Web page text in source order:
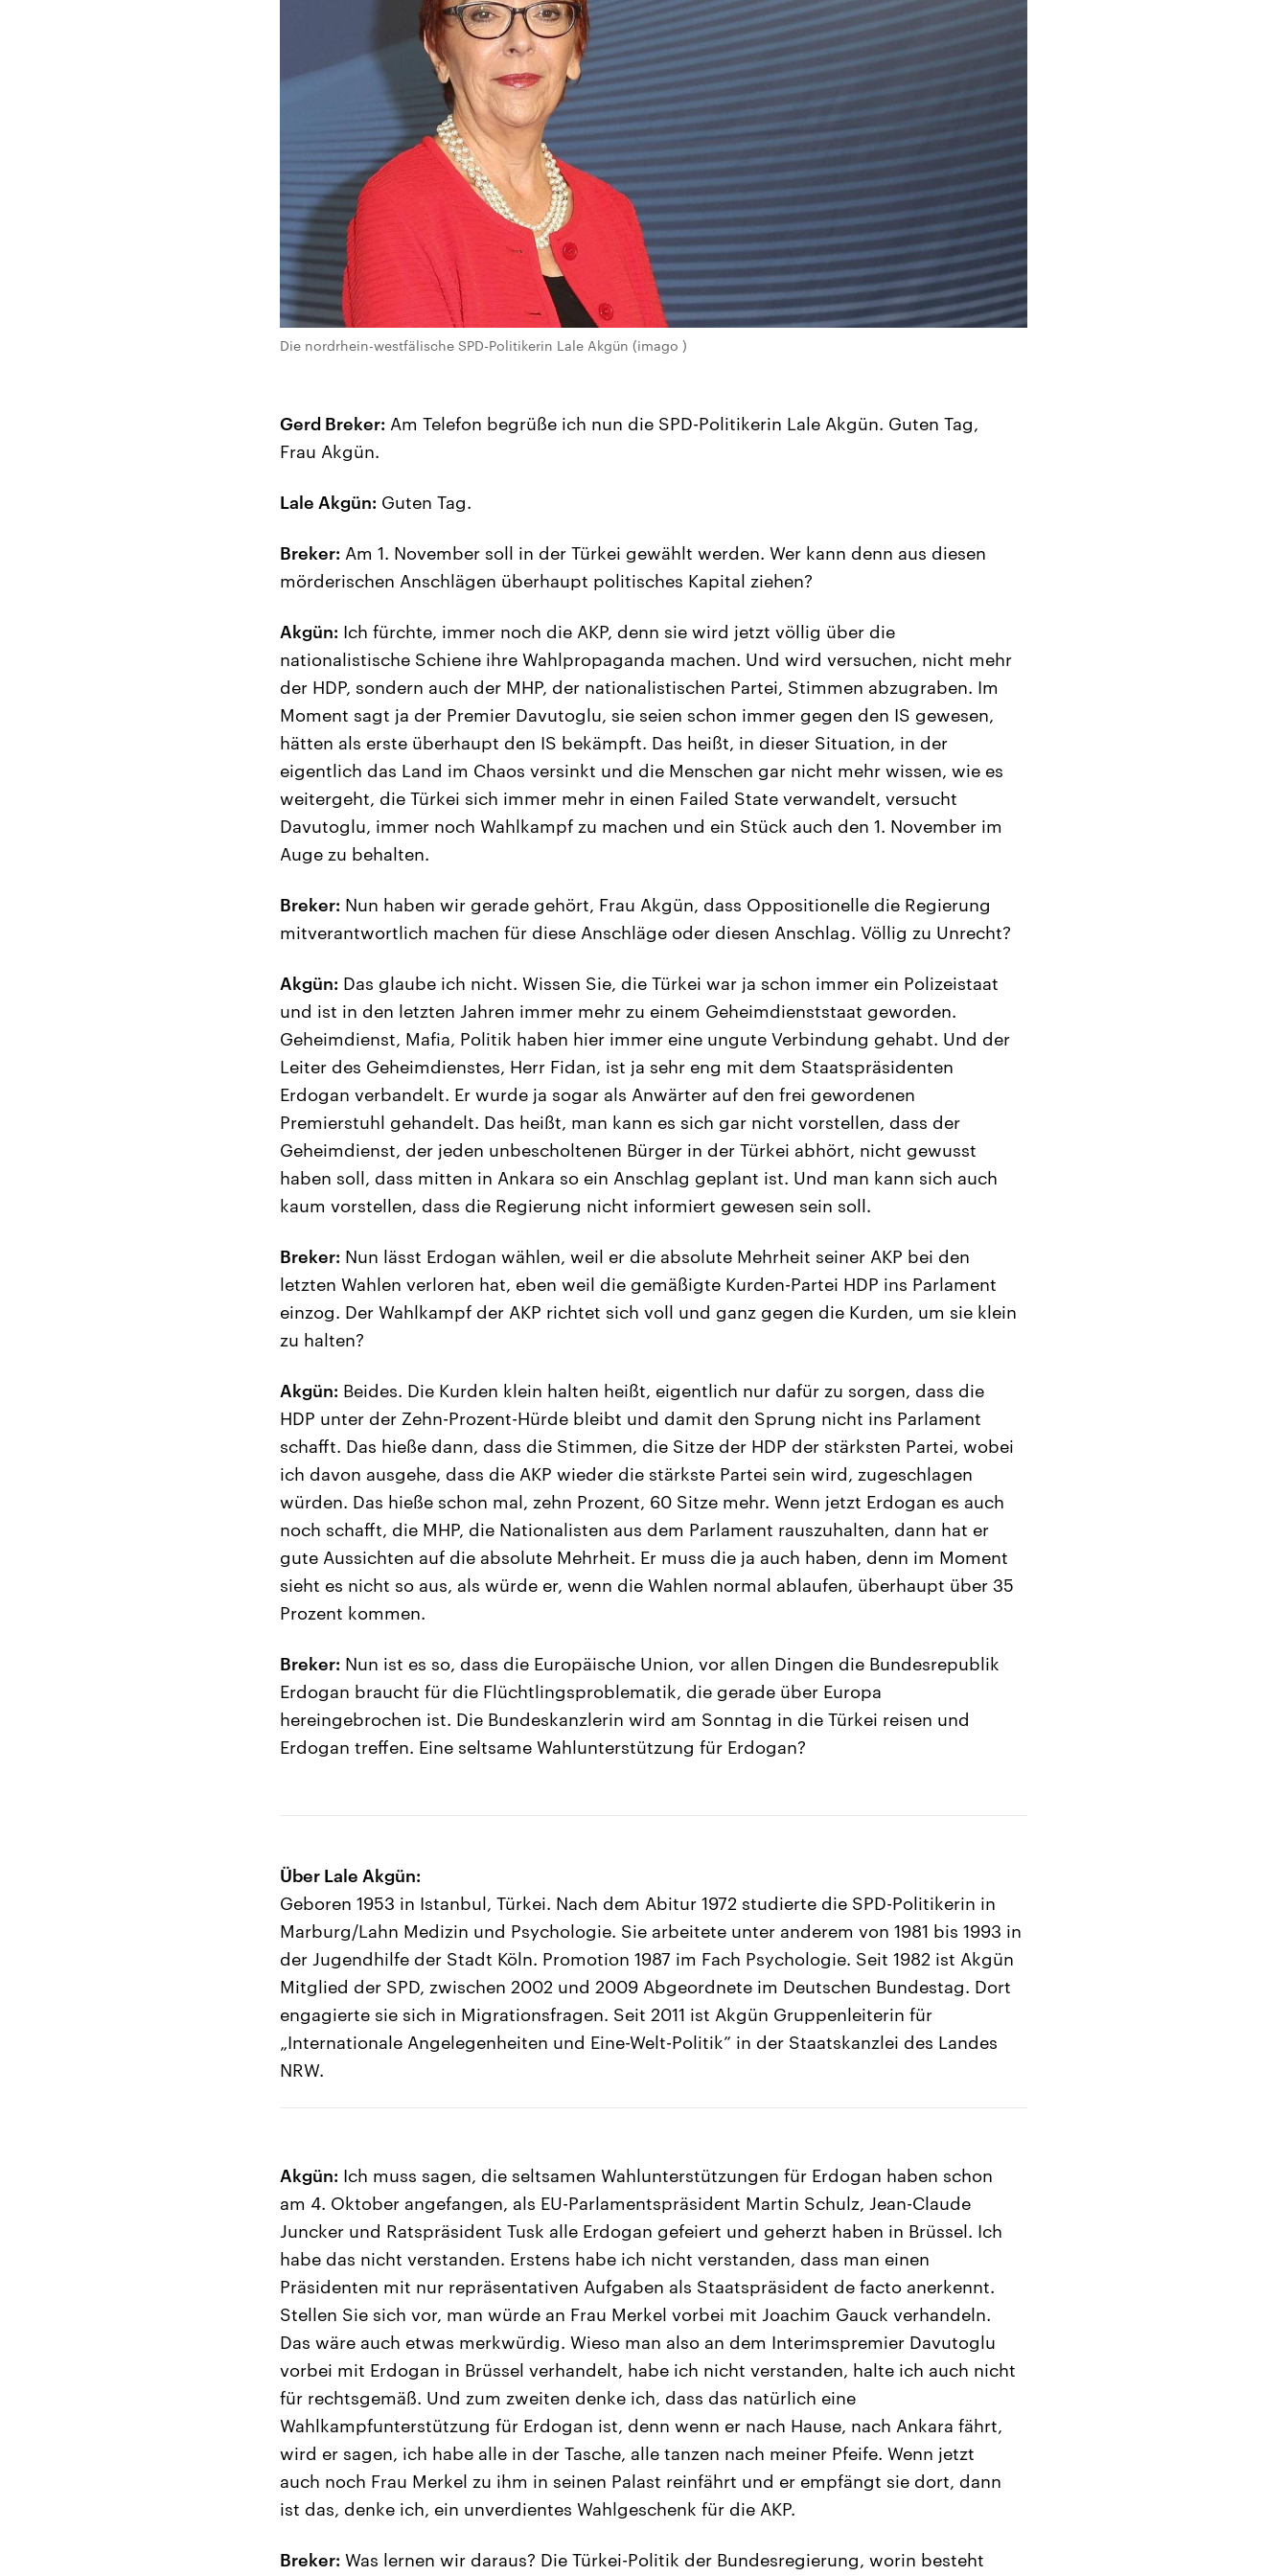
Die nordrhein-westfälische SPD-Politikerin Lale Akgün (imago )
Gerd Breker: Am Telefon begrüße ich nun die SPD-Politikerin Lale Akgün. Guten Tag,
Frau Akgün.
Lale Akgün: Guten Tag.
Breker: Am 1. November soll in der Türkei gewählt werden. Wer kann denn aus diesen
mörderischen Anschlägen überhaupt politisches Kapital ziehen?
Akgün: Ich fürchte, immer noch die AKP, denn sie wird jetzt völlig über die
nationalistische Schiene ihre Wahlpropaganda machen. Und wird versuchen, nicht mehr
der HDP, sondern auch der MHP, der nationalistischen Partei, Stimmen abzugraben. Im
Moment sagt ja der Premier Davutoglu, sie seien schon immer gegen den IS gewesen,
hätten als erste überhaupt den IS bekämpft. Das heißt, in dieser Situation, in der
eigentlich das Land im Chaos versinkt und die Menschen gar nicht mehr wissen, wie es
weitergeht, die Türkei sich immer mehr in einen Failed State verwandelt, versucht
Davutoglu, immer noch Wahlkampf zu machen und ein Stück auch den 1. November im
Auge zu behalten.
Breker: Nun haben wir gerade gehört, Frau Akgün, dass Oppositionelle die Regierung
mitverantwortlich machen für diese Anschläge oder diesen Anschlag. Völlig zu Unrecht?
Akgün: Das glaube ich nicht. Wissen Sie, die Türkei war ja schon immer ein Polizeistaat
und ist in den letzten Jahren immer mehr zu einem Geheimdienststaat geworden.
Geheimdienst, Mafia, Politik haben hier immer eine ungute Verbindung gehabt. Und der
Leiter des Geheimdienstes, Herr Fidan, ist ja sehr eng mit dem Staatspräsidenten
Erdogan verbandelt. Er wurde ja sogar als Anwärter auf den frei gewordenen
Premierstuhl gehandelt. Das heißt, man kann es sich gar nicht vorstellen, dass der
Geheimdienst, der jeden unbescholtenen Bürger in der Türkei abhört, nicht gewusst
haben soll, dass mitten in Ankara so ein Anschlag geplant ist. Und man kann sich auch
kaum vorstellen, dass die Regierung nicht informiert gewesen sein soll.
Breker: Nun lässt Erdogan wählen, weil er die absolute Mehrheit seiner AKP bei den
letzten Wahlen verloren hat, eben weil die gemäßigte Kurden-Partei HDP ins Parlament
einzog. Der Wahlkampf der AKP richtet sich voll und ganz gegen die Kurden, um sie klein
zu halten?
Akgün: Beides. Die Kurden klein halten heißt, eigentlich nur dafür zu sorgen, dass die
HDP unter der Zehn-Prozent-Hürde bleibt und damit den Sprung nicht ins Parlament
schafft. Das hieße dann, dass die Stimmen, die Sitze der HDP der stärksten Partei, wobei
ich davon ausgehe, dass die AKP wieder die stärkste Partei sein wird, zugeschlagen
würden. Das hieße schon mal, zehn Prozent, 60 Sitze mehr. Wenn jetzt Erdogan es auch
noch schafft, die MHP, die Nationalisten aus dem Parlament rauszuhalten, dann hat er
gute Aussichten auf die absolute Mehrheit. Er muss die ja auch haben, denn im Moment
sieht es nicht so aus, als würde er, wenn die Wahlen normal ablaufen, überhaupt über 35
Prozent kommen.
Breker: Nun ist es so, dass die Europäische Union, vor allen Dingen die Bundesrepublik
Erdogan braucht für die Flüchtlingsproblematik, die gerade über Europa
hereingebrochen ist. Die Bundeskanzlerin wird am Sonntag in die Türkei reisen und
Erdogan treffen. Eine seltsame Wahlunterstützung für Erdogan?
Über Lale Akgün:
Geboren 1953 in Istanbul, Türkei. Nach dem Abitur 1972 studierte die SPD-Politikerin in
Marburg/Lahn Medizin und Psychologie. Sie arbeitete unter anderem von 1981 bis 1993 in
der Jugendhilfe der Stadt Köln. Promotion 1987 im Fach Psychologie. Seit 1982 ist Akgün
Mitglied der SPD, zwischen 2002 und 2009 Abgeordnete im Deutschen Bundestag. Dort
engagierte sie sich in Migrationsfragen. Seit 2011 ist Akgün Gruppenleiterin für
„Internationale Angelegenheiten und Eine-Welt-Politik” in der Staatskanzlei des Landes
NRW.
Akgün: Ich muss sagen, die seltsamen Wahlunterstützungen für Erdogan haben schon
am 4. Oktober angefangen, als EU-Parlamentspräsident Martin Schulz, Jean-Claude
Juncker und Ratspräsident Tusk alle Erdogan gefeiert und geherzt haben in Brüssel. Ich
habe das nicht verstanden. Erstens habe ich nicht verstanden, dass man einen
Präsidenten mit nur repräsentativen Aufgaben als Staatspräsident de facto anerkennt.
Stellen Sie sich vor, man würde an Frau Merkel vorbei mit Joachim Gauck verhandeln.
Das wäre auch etwas merkwürdig. Wieso man also an dem Interimspremier Davutoglu
vorbei mit Erdogan in Brüssel verhandelt, habe ich nicht verstanden, halte ich auch nicht
für rechtsgemäß. Und zum zweiten denke ich, dass das natürlich eine
Wahlkampfunterstützung für Erdogan ist, denn wenn er nach Hause, nach Ankara fährt,
wird er sagen, ich habe alle in der Tasche, alle tanzen nach meiner Pfeife. Wenn jetzt
auch noch Frau Merkel zu ihm in seinen Palast reinfährt und er empfängt sie dort, dann
ist das, denke ich, ein unverdientes Wahlgeschenk für die AKP.
Breker: Was lernen wir daraus? Die Türkei-Politik der Bundesregierung, worin besteht